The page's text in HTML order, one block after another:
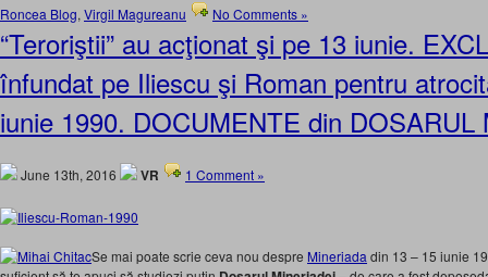
Roncea Blog, Virgil Magureanu No Comments »
“Teroriştii” au acţionat şi pe 13 iunie.
înfundat pe Iliescu şi Roman pentru
iunie 1990. DOCUMENTE din DOSARUL
June 13th, 2016 VR 1 Comment »
Se mai poate scrie ceva nou despre Mineriada din 13 – 15 iunie